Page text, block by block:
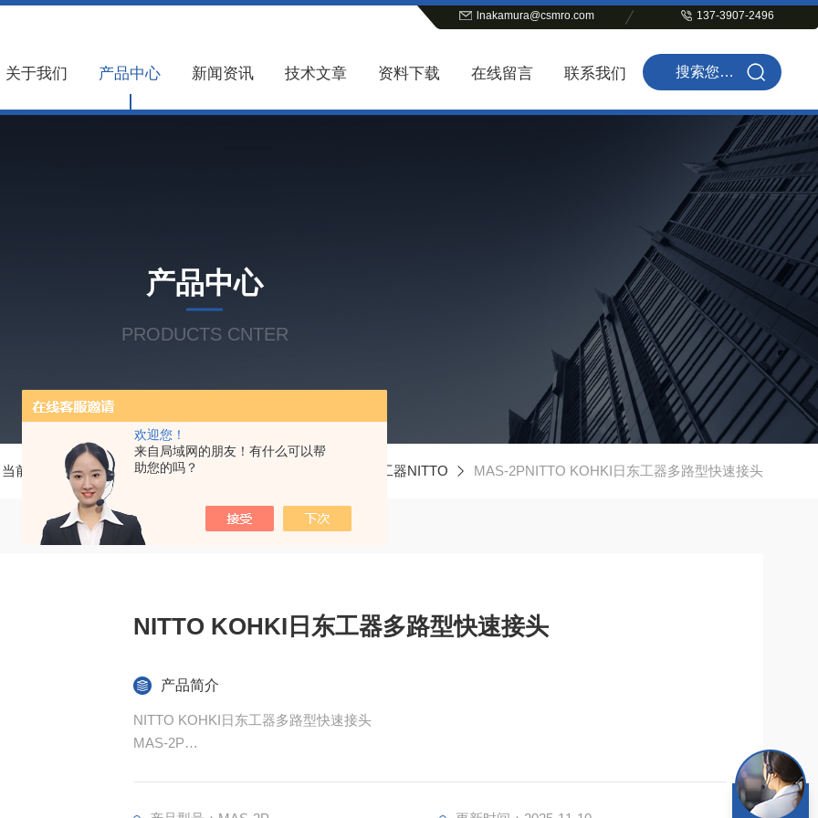
欢迎您！
来自局域网的朋友！有什么可以帮
助您的吗？
lnakamura@csmro.com 137-3907-2496
关于我们 产品中心 新闻资讯 技术文章 资料下载 在线留言 联系我们
产品中心
PRODUCTS CNTER
当前位置：首页 产品中心 日东工器NITTO MAS-2PNITTO KOHKI日东工器多路型快速接头
NITTO KOHKI日东工器多路型快速接头
产品简介
NITTO KOHKI日东工器多路型快速接头
MAS-2P